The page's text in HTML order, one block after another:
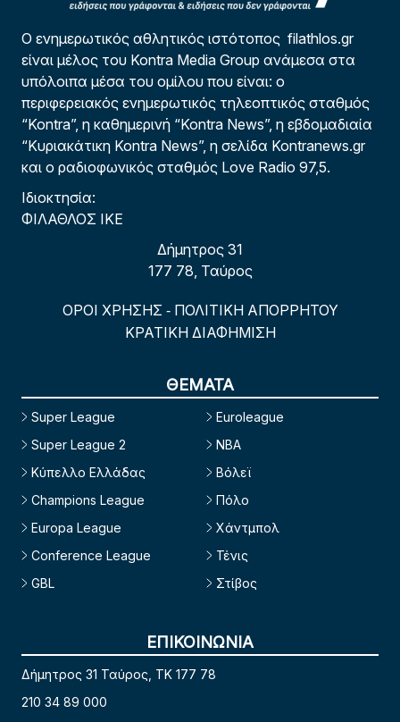
Ο ενημερωτικός αθλητικός ιστότοπος filathlos.gr
είναι μέλος του Kontra Media Group ανάμεσα στα
υπόλοιπα μέσα του ομίλου που είναι: ο
περιφερειακός ενημερωτικός τηλεοπτικός σταθμός
“Kontra”, η καθημερινή “Kontra News”, η εβδομαδιαία
“Κυριακάτικη Kontra News”, η σελίδα Kontranews.gr
και ο ραδιοφωνικός σταθμός Love Radio 97,5.
Ιδιοκτησία:
ΦΙΛΑΘΛΟΣ ΙΚΕ
Δήμητρος 31
177 78, Ταύρος
ΟΡΟΙ ΧΡΗΣΗΣ - ΠΟΛΙΤΙΚΗ ΑΠΟΡΡΗΤΟΥ
ΚΡΑΤΙΚΗ ΔΙΑΦΗΜΙΣΗ
ΘΕΜΑΤΑ
Super League
Super League 2
Κύπελλο Ελλάδας
Champions League
Europa League
Conference League
GBL
Euroleague
NBA
Βόλεϊ
Πόλο
Χάντμπολ
Τένις
Στίβος
ΕΠΙΚΟΙΝΩΝΙΑ
Δήμητρος 31 Ταύρος, TK 177 78
210 34 89 000